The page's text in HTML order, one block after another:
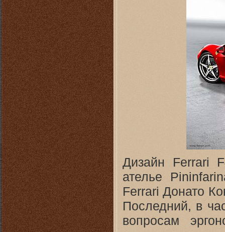
Дизайн Ferrari
ателье
Ferrari Донато
Последний, в
вопросам